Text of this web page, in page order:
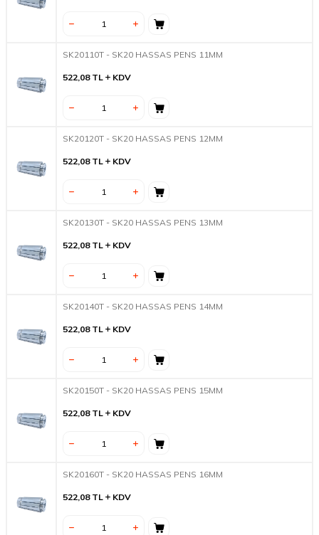
SK20110T - SK20 HASSAS PENS 11MM
522,08TL KDV
SK20120T - SK20 HASSAS PENS 12MM
522,08TL KDV
SK20130T - SK20 HASSAS PENS 13MM
522,08TL KDV
SK20140T - SK20 HASSAS PENS 14MM
522,08TL KDV
SK20150T - SK20 HASSAS PENS 15MM
522,08TL KDV
SK20160T - SK20 HASSAS PENS 16MM
522,08TL KDV